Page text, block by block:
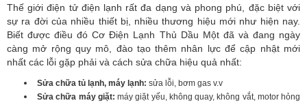
Thế giới điện tử điện lạnh rất đa dạng và phong phú, đặc biệt với
sự ra đời của nhiều thiết bị, nhiều thương hiệu mới như hiện nay.
Biết được điều đó Cơ Điện Lạnh Thủ Dầu Một đã và đang ngày
càng mở rộng quy mô, đào tạo thêm nhân lực để cập nhật mới
nhất các lỗi gặp phải và cách sửa chữa hiệu quả nhất:
Sửa chữa tủ lạnh, máy lạnh: sửa lỗi, bơm gas v.v
Sửa chữa máy giặt:máy giặt yếu, không quay, không vắt, motor hỏng